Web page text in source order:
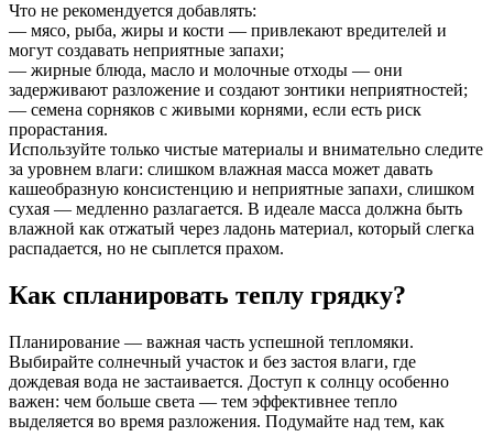
Что не рекомендуется добавлять:
— мясо, рыба, жиры и кости — привлекают вредителей и
могут создавать неприятные запахи;
— жирные блюда, масло и молочные отходы — они
задерживают разложение и создают зонтики неприятностей;
— семена сорняков с живыми корнями, если есть риск
прорастания.
Используйте только чистые материалы и внимательно следите
за уровнем влаги: слишком влажная масса может давать
кашеобразную консистенцию и неприятные запахи, слишком
сухая — медленно разлагается. В идеале масса должна быть
влажной как отжатый через ладонь материал, который слегка
распадается, но не сыплется прахом.
Как спланировать теплу грядку?
Планирование — важная часть успешной тепломяки.
Выбирайте солнечный участок и без застоя влаги, где
дождевая вода не застаивается. Доступ к солнцу особенно
важен: чем больше света — тем эффективнее тепло
выделяется во время разложения. Подумайте над тем, как